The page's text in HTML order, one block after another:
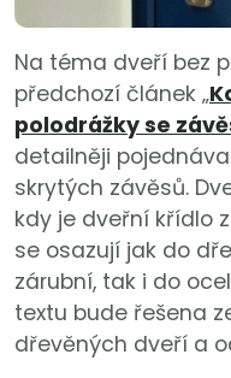
Na téma dveří bez
předchozí článek „
polodrážky se
detailněji
skrytých závěsů.
kdy je dveřní křídlo
se osazují jak do
zárubní, tak i do
textu bude řešena
dřevěných dveří a